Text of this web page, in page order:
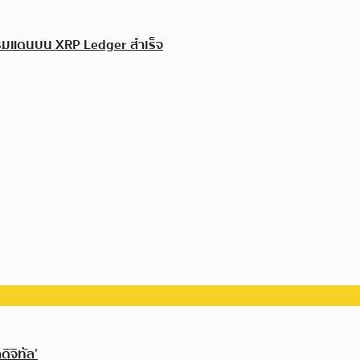
ดนบน XRP Ledger สำเร็จ
จิทัล’